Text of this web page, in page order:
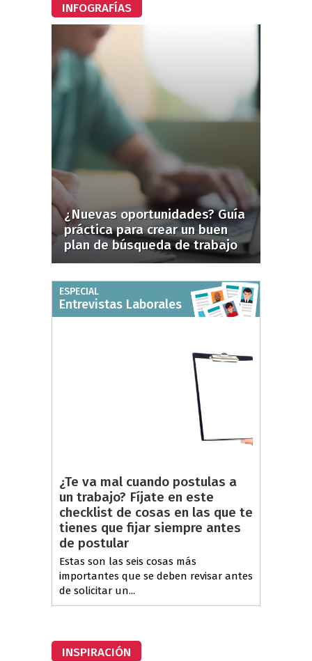
INFOGRAFÍAS
¿Nuevas oportunidades? Guía
práctica para crear un buen
plan de búsqueda de trabajo
ESPECIAL
Entrevistas Laborales
¿Te va mal cuando postulas a
un trabajo? Fíjate en este
checklist de cosas en las que te
tienes que fijar siempre antes
de postular
Estas son las seis cosas más
importantes que se deben revisar antes
de solicitar un...
INSPIRACIÓN